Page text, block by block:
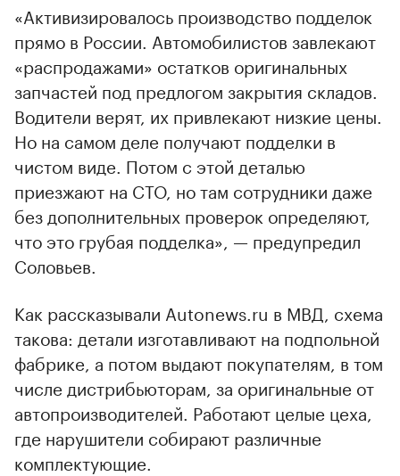
«Активизировалось производство подделок
прямо в России. Автомобилистов завлекают
«распродажами» остатков оригинальных
запчастей под предлогом закрытия складов.
Водители верят, их привлекают низкие цены.
Но на самом деле получают подделки в
чистом виде. Потом с этой деталью
приезжают на СТО, но там сотрудники даже
без дополнительных проверок определяют,
что это грубая подделка», — предупредил
Соловьев.
Как рассказывали Autonews.ru в МВД, схема
такова: детали изготавливают на подпольной
фабрике, а потом выдают покупателям, в том
числе дистрибьюторам, за оригинальные от
автопроизводителей. Работают целые цеха,
где нарушители собирают различные
комплектующие.